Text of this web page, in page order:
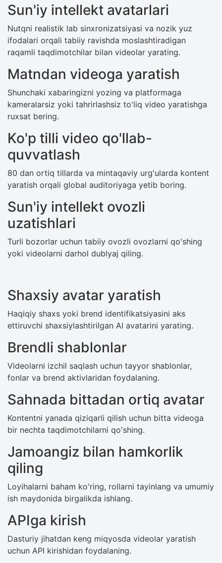
Sun'iy intellekt avatarlari
Nutqni realistik lab sinxronizatsiyasi va nozik yuz
ifodalari orqali tabiiy ravishda moslashtiradigan
raqamli taqdimotchilar bilan videolar yarating.
Matndan videoga yaratish
Shunchaki xabaringizni yozing va platformaga
kameralarsiz yoki tahrirlashsiz to'liq video yaratishga
ruxsat bering.
Ko'p tilli video qo'llab-
quvvatlash
80 dan ortiq tillarda va mintaqaviy urg'ularda kontent
yaratish orqali global auditoriyaga yetib boring.
Sun'iy intellekt ovozli
uzatishlari
Turli bozorlar uchun tabiiy ovozli ovozlarni qo'shing
yoki videolarni darhol dublyaj qiling.
Shaxsiy avatar yaratish
Haqiqiy shaxs yoki brend identifikatsiyasini aks
ettiruvchi shaxsiylashtirilgan AI avatarini yarating.
Brendli shablonlar
Videolarni izchil saqlash uchun tayyor shablonlar,
fonlar va brend aktivlaridan foydalaning.
Sahnada bittadan ortiq avatar
Kontentni yanada qiziqarli qilish uchun bitta videoga
bir nechta taqdimotchilarni qo'shing.
Jamoangiz bilan hamkorlik
qiling
Loyihalarni baham ko'ring, rollarni tayinlang va umumiy
ish maydonida birgalikda ishlang.
APIga kirish
Dasturiy jihatdan keng miqyosda videolar yaratish
uchun API kirishidan foydalaning.